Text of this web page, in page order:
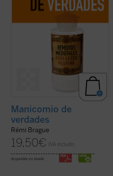
Manicomio de
verdades
Rémi Brague
19,50€ IVA incluido
disponible en ebook: